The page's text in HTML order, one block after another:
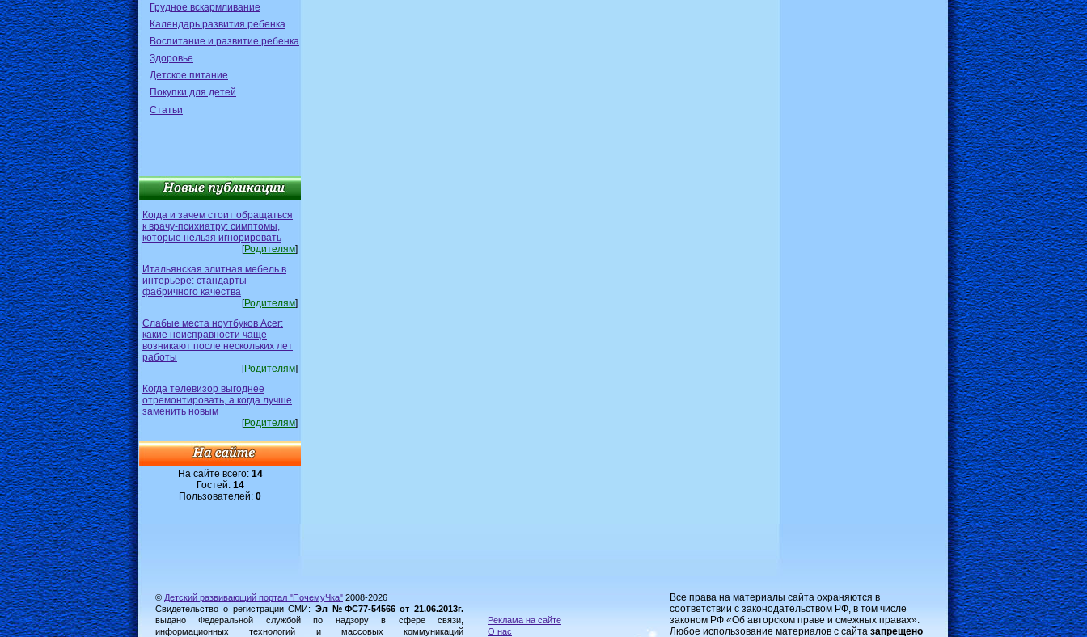
Грудное вскармливание
Календарь развития ребенка
Воспитание и развитие ребенка
Здоровье
Детское питание
Покупки для детей
Статьи
Когда и зачем стоит обращаться
к врачу-психиатру: симптомы,
которые нельзя игнорировать
[Родителям]
Итальянская элитная мебель в
интерьере: стандарты
фабричного качества
[Родителям]
Слабые места ноутбуков Acer:
какие неисправности чаще
возникают после нескольких лет
работы
[Родителям]
Когда телевизор выгоднее
отремонтировать, а когда лучше
заменить новым
[Родителям]
На сайте всего: 14
Гостей: 14
Пользователей: 0
© Детский развивающий портал "ПочемуЧка" 2008-2026
Свидетельство о регистрации СМИ: Эл №ФС77-54566 от 21.06.2013г.
выдано Федеральной службой по надзору в сфере связи,
информационных технологий и массовых коммуникаций
Реклама на сайте
О нас
Все права на материалы сайта охраняются в
соответствии с законодательством РФ, в том числе
законом РФ «Об авторском праве и смежных правах».
Любое использование материалов с сайта запрещено